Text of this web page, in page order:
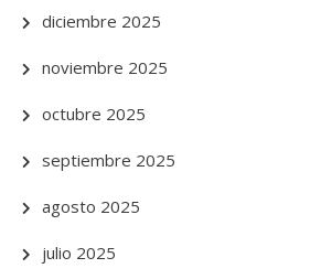
diciembre 2025
noviembre 2025
octubre 2025
septiembre 2025
agosto 2025
julio 2025